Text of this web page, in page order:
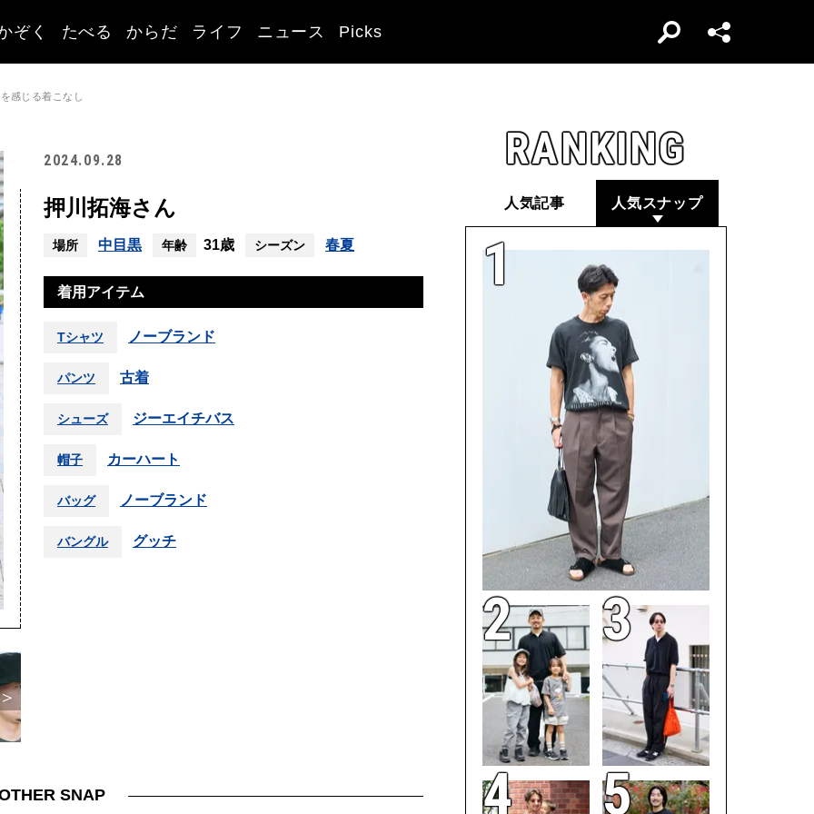
ぞく たべる からだ ライフ ニュース Picks
感じる着こなし
2024.09.28
押川拓海さん
場所 中目黒 年齢 31歳 シーズン 春夏
着用アイテム
Tシャツ ノーブランド
パンツ 古着
シューズ ジーエイチバス
帽子 カーハート
バッグ ノーブランド
バングル グッチ
SNAP
RANKING
人気記事 人気スナップ